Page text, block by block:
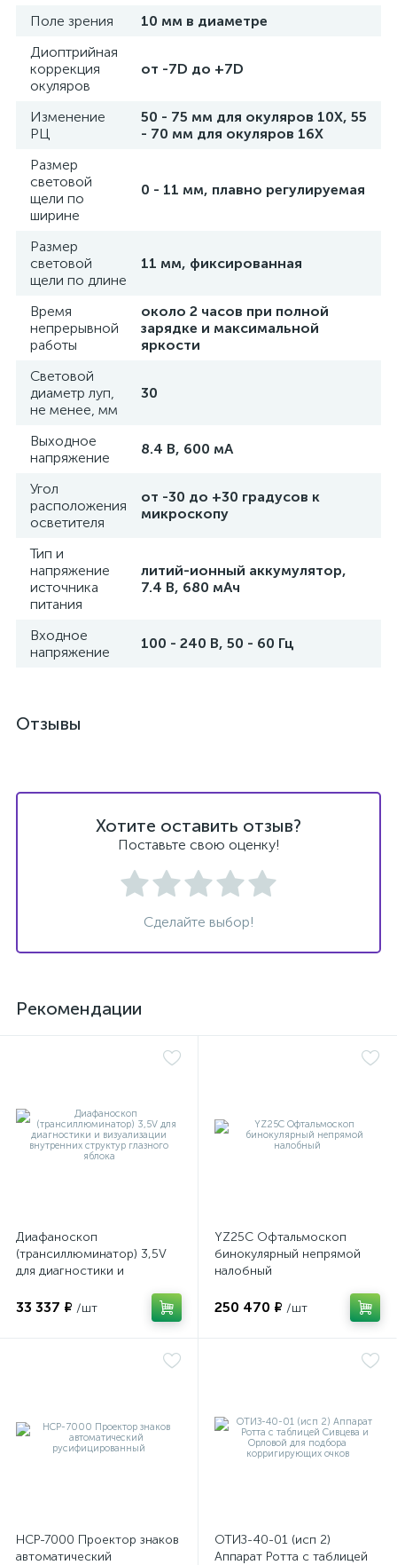
Поле зрения
10 мм в диаметре
Диоптрийная
коррекция
окуляров
от -7D до +7D
Изменение
РЦ
50 - 75 мм для окуляров 10X, 55
- 70 мм для окуляров 16X
Размер
световой
щели по
ширине
0 - 11 мм, плавно регулируемая
Размер
световой
щели по длине
11 мм, фиксированная
Время
непрерывной
работы
около 2 часов при полной
зарядке и максимальной
яркости
Световой
диаметр луп,
не менее, мм
30
Выходное
напряжение
8.4 В, 600 мА
Угол
расположения
осветителя
от -30 до +30 градусов к
микроскопу
Тип и
напряжение
источника
питания
литий-ионный аккумулятор,
7.4 В, 680 мАч
Входное
напряжение
100 - 240 В, 50 - 60 Гц
Отзывы
Хотите оставить отзыв?
Поставьте свою оценку!
Сделайте выбор!
Рекомендации
Диафаноскоп
(трансиллюминатор) 3,5V
для диагностики и
структур глазного яблока
33 337 ₽ /шт
YZ25C Офтальмоскоп
бинокулярный непрямой
налобный
250 470 ₽ /шт
НСР-7000 Проектор знаков
автоматический
ОТИЗ-40-01 (исп 2)
Аппарат Ротта с таблицей